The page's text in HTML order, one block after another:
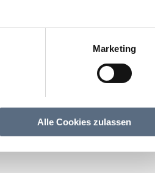
Marketing
Alle Cookies zulassen